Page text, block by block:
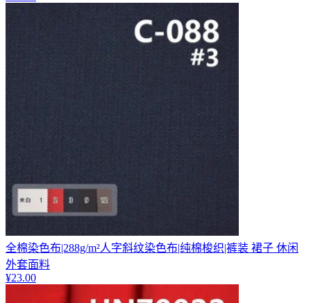
全棉染色布|288g/m²人字斜纹染色布|纯棉梭织|裤装 裙子 休闲
外套面料
¥23.00